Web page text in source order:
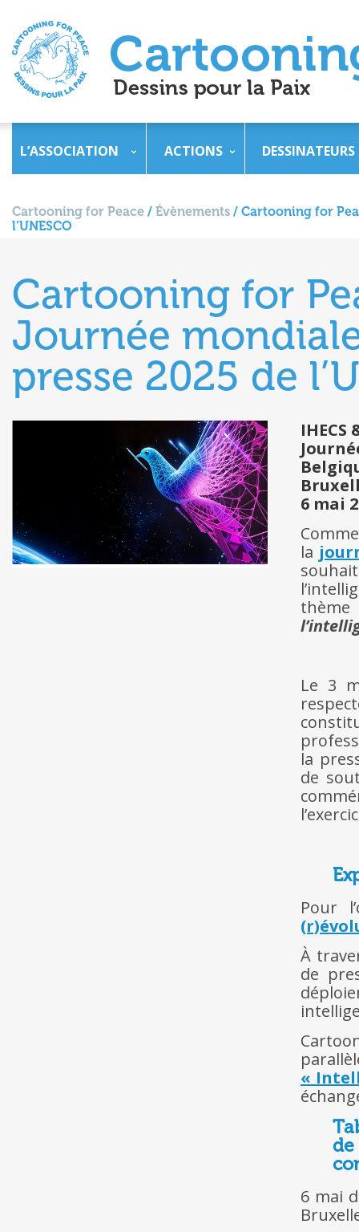
L’ASSOCIATION ACTIONS DESSINATEURS
Cartooning for Peace / Évènements / Cartooning for
l’UNESCO
Cartooning for
Journée
presse 2025 de
6 mai
la
Le 3
la
de
Pour
À
de
«
6 mai